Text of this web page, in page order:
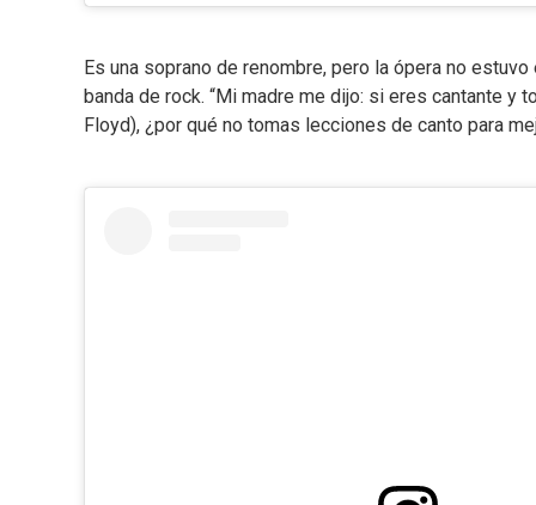
Es una soprano de renombre, pero la ópera no
banda de rock. “Mi madre me dijo: si eres cantante y
Floyd), ¿por qué no tomas lecciones de canto para